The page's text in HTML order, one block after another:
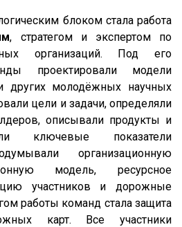
блоком стала работа
, стратегом и экспертом по
организаций. Под его
проектировали модели
молодёжных научных
цели и задачи, определяли
описывали продукты и
ключевые показатели
организационную
модель, ресурсное
участников и дорожные
работы команд стала защита
карт. Все участники